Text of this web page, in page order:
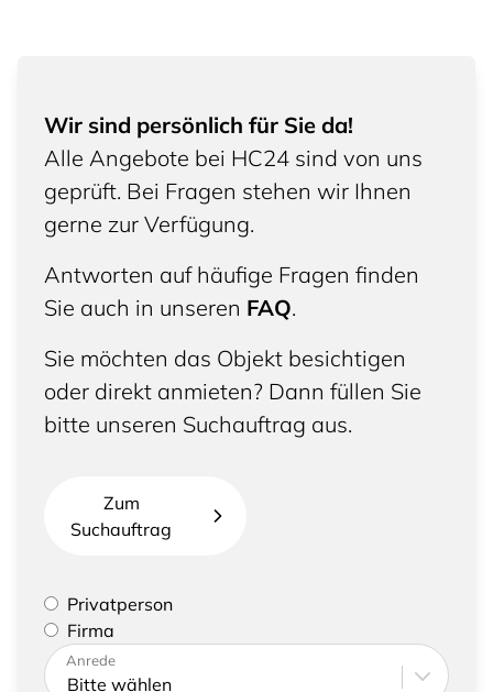
Wir sind persönlich für Sie da!
Alle Angebote bei HC24 sind von uns
geprüft. Bei Fragen stehen wir Ihnen
gerne zur Verfügung.
Antworten auf häufige Fragen finden
Sie auch in unseren FAQ.
Sie möchten das Objekt besichtigen
oder direkt anmieten? Dann füllen Sie
bitte unseren Suchauftrag aus.
Zum
Suchauftrag
Bitte geben Sie an, ob Sie eine Privatperson sind
oder eine Firma vertreten
Privatperson
Firma
Bitte tragen Sie Ihre Adresse sowie
Kontaktdaten ein
Anrede